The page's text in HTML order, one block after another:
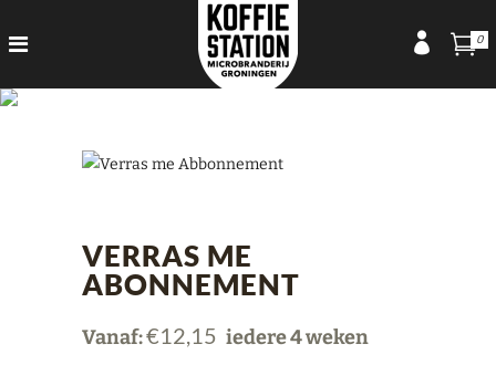
0
VERRAS ME
ABONNEMENT
Vanaf:€12,15 iedere 4 weken